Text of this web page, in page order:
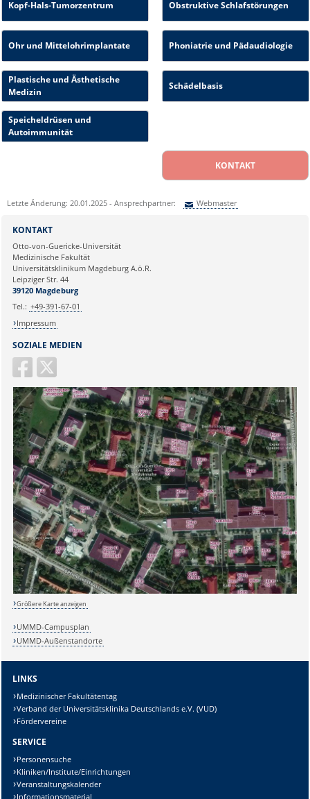
Kopf-Hals-Tumorzentrum Obstruktive Schlafstörungen
Ohr und Mittelohrimplantate Phoniatrie und Pädaudiologie
Plastische und Ästhetische
Medizin
Schädelbasis
Speicheldrüsen und
Autoimmunität
KONTAKT
Letzte Änderung: 20.01.2025 - Ansprechpartner: Webmaster
Ihre E-Mailadresse:
Ihr Anliegen:
Sicherheitsabfrage:
Lösung:
SOZIALE MEDIEN
KONTAKT
Otto-von-Guericke-Universität
Medizinische Fakultät
Universitätsklinikum Magdeburg A.ö.R.
Leipziger Str. 44
39120 Magdeburg
Tel.: +49-391-67-01
Impressum
Größere Karte anzeigen
UMMD-Campusplan
UMMD-Außenstandorte
LINKS
Medizinischer Fakultätentag
Verband der Universitätsklinika Deutschlands e.V. (VUD)
Fördervereine
SERVICE
Personensuche
Kliniken/Institute/Einrichtungen
Veranstaltungskalender
Informationsmaterial